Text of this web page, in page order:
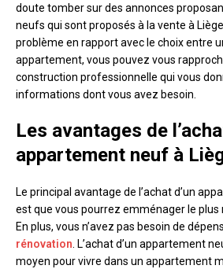
doute tomber sur des annonces
neufs qui sont proposés à la vente à
problème en rapport avec le choix entre
appartement, vous pouvez vous
construction professionnelle qui vous
informations dont vous avez besoin.
Les avantages de
appartement neuf à
Le principal avantage de l’achat d’un
est que vous pourrez emménager le plus
En plus, vous n’avez pas besoin de
rénovation . L’achat d’un appartement
moyen pour vivre dans un appartement